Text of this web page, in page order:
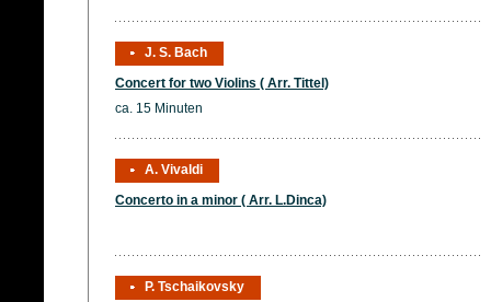
J. S. Bach
Concert for two Violins ( Arr. Tittel)
ca. 15 Minuten
A. Vivaldi
Concerto in a minor ( Arr. L.Dinca)
P. Tschaikovsky